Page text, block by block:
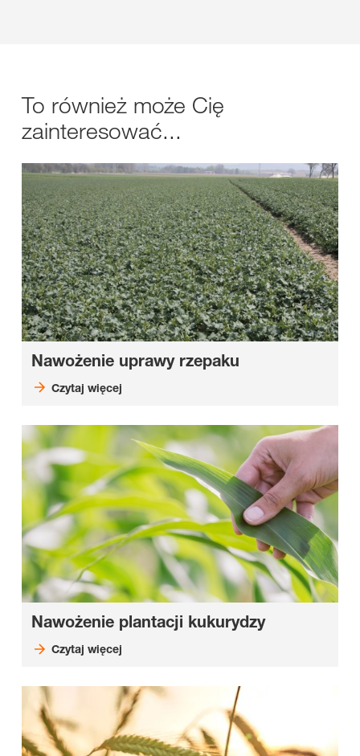
To również może Cię
zainteresować...
Nawożenie uprawy rzepaku
Czytaj więcej
Nawożenie plantacji kukurydzy
Czytaj więcej